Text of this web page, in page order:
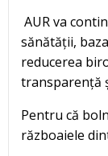
AUR va
sănătății,
reducerea
transparență
Pentru că
războaiele